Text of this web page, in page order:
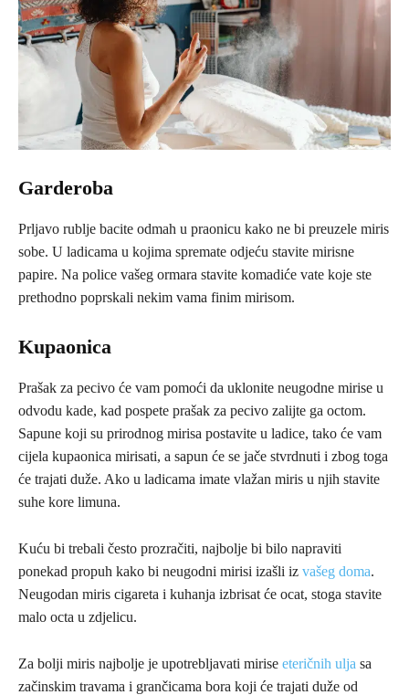
Garderoba
Prljavo rublje bacite odmah u praonicu kako ne bi preuzele miris
sobe. U ladicama u kojima spremate odjeću stavite mirisne
papire. Na police vašeg ormara stavite komadiće vate koje ste
prethodno poprskali nekim vama finim mirisom.
Kupaonica
Prašak za pecivo će vam pomoći da uklonite neugodne mirise u
odvodu kade, kad pospete prašak za pecivo zalijte ga octom.
Sapune koji su prirodnog mirisa postavite u ladice, tako će vam
cijela kupaonica mirisati, a sapun će se jače stvrdnuti i zbog toga
će trajati duže. Ako u ladicama imate vlažan miris u njih stavite
suhe kore limuna.
Kuću bi trebali često prozračiti, najbolje bi bilo napraviti
ponekad propuh kako bi neugodni mirisi izašli iz vašeg doma.
Neugodan miris cigareta i kuhanja izbrisat će ocat, stoga stavite
malo octa u zdjelicu.
Za bolji miris najbolje je upotrebljavati mirise eteričnih ulja sa
začinskim travama i grančicama bora koji će trajati duže od